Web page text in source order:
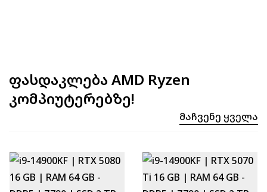
ფასდაკლება AMD Ryzen
კომპიუტერებზე!
Მაჩვენე Ყველა